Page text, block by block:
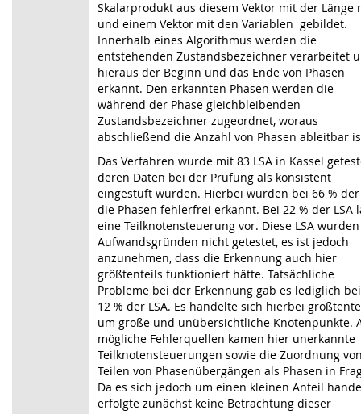
Skalarprodukt aus diesem Vektor mit der Länge
und einem Vektor mit den Variablen gebildet.
Innerhalb eines Algorithmus werden die
entstehenden Zustandsbezeichner verarbeitet
hieraus der Beginn und das Ende von Phasen
erkannt. Den erkannten Phasen werden die
während der Phase gleichbleibenden
Zustandsbezeichner zugeordnet, woraus
abschließend die Anzahl von Phasen ableitbar
Das Verfahren wurde mit 83 LSA in Kassel
deren Daten bei der Prüfung als konsistent
eingestuft wurden. Hierbei wurden bei 66 % der
die Phasen fehlerfrei erkannt. Bei 22 % der LSA
eine Teilknotensteuerung vor. Diese LSA
Aufwandsgründen nicht getestet, es ist jedoch
anzunehmen, dass die Erkennung auch hier
größtenteils funktioniert hätte. Tatsächliche
Probleme bei der Erkennung gab es lediglich bei
12 % der LSA. Es handelte sich hierbei
um große und unübersichtliche Knotenpunkte.
mögliche Fehlerquellen kamen hier unerkannte
Teilknotensteuerungen sowie die Zuordnung
Teilen von Phasenübergängen als Phasen in
Da es sich jedoch um einen kleinen Anteil
erfolgte zunächst keine Betrachtung dieser